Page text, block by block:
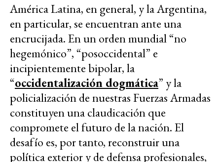
América Latina, en general, y la Argentina,
en particular, se encuentran ante una
encrucijada. En un orden mundial “no
hegemónico”, “posoccidental” e
incipientemente bipolar, la
“occidentalización dogmática” y la
policialización de nuestras Fuerzas Armadas
constituyen una claudicación que
compromete el futuro de la nación. El
desafío es, por tanto, reconstruir una
política exterior y de defensa profesionales,